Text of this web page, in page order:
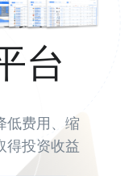
掘
台
低费用、缩
得投资收益